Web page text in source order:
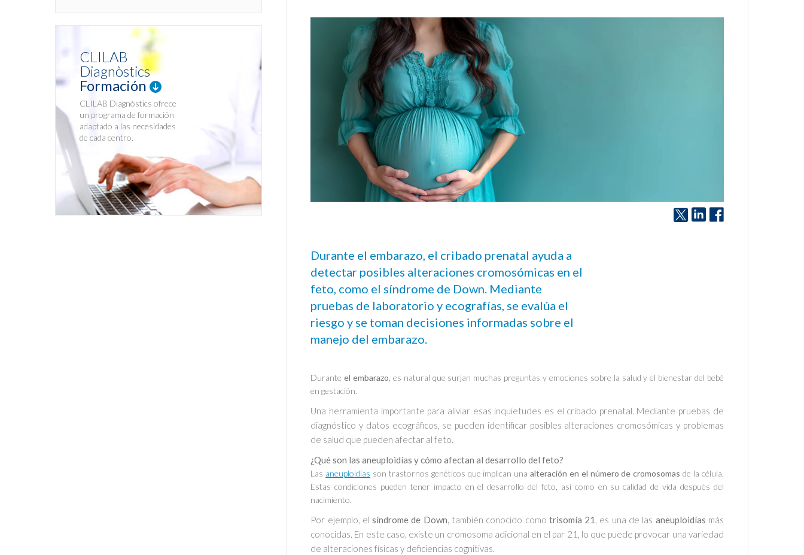
Durante el embarazo, el cribado prenatal ayuda a
detectar posibles alteraciones cromosómicas en el
feto, como el síndrome de Down. Mediante
pruebas de laboratorio y ecografías, se evalúa el
riesgo y se toman decisiones informadas sobre el
manejo del embarazo.
Durante el embarazo , es natural que surjan muchas preguntas y emociones sobre la salud y el bienestar del bebé
en gestación.
Una herramienta importante para aliviar esas inquietudes es el cribado prenatal. Mediante pruebas de
diagnóstico y datos ecográficos, se pueden identificar posibles alteraciones cromosómicas y problemas
de salud que pueden afectar al feto.
¿Qué son las aneuploidías y cómo afectan al desarrollo del feto?
Las aneuploidías son trastornos genéticos que implican unaalteración en el número de cromosomas de la célula.
Estas condiciones pueden tener impacto en el desarrollo del feto, así como en su calidad de vida después del
nacimiento.
Por ejemplo, elsíndrome de Down,también conocido como trisomía 21 , es una de las aneuploidías más
conocidas. En este caso, existe un cromosoma adicional en el par 21, lo que puede provocar una variedad
de alteraciones físicas y deficiencias cognitivas.
CLILAB
Diagnòstics
Formación
CLILAB Diagnòstics ofrece
un programa de formación
adaptado a las necesidades
de cada centro.